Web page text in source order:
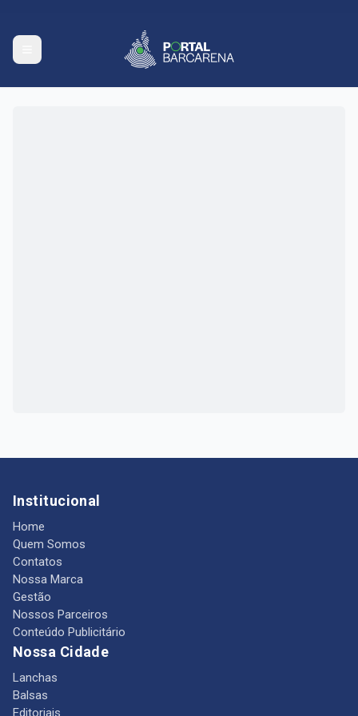
Institucional
Home
Quem Somos
Contatos
Nossa Marca
Gestão
Nossos Parceiros
Conteúdo Publicitário
Nossa Cidade
Lanchas
Balsas
Editoriais